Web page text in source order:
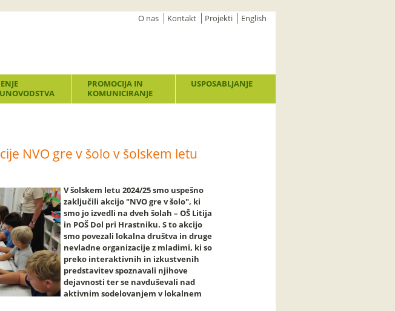
O nas Kontakt Projekti English
PROMOCIJA IN
KOMUNICIRANJE
USPOSABLJANJE
NVO gre v šolo v šolskem letu
V šolskem letu 2024/25 smo uspešno
zaključili akcijo "NVO gre v šolo", ki
smo jo izvedli na dveh šolah – OŠ Litija
in POŠ Dol pri Hrastniku. S to akcijo
smo povezali lokalna društva in druge
nevladne organizacije z mladimi, ki so
preko interaktivnih in izkustvenih
predstavitev spoznavali njihove
dejavnosti ter se navduševali nad
aktivnim sodelovanjem v lokalnem